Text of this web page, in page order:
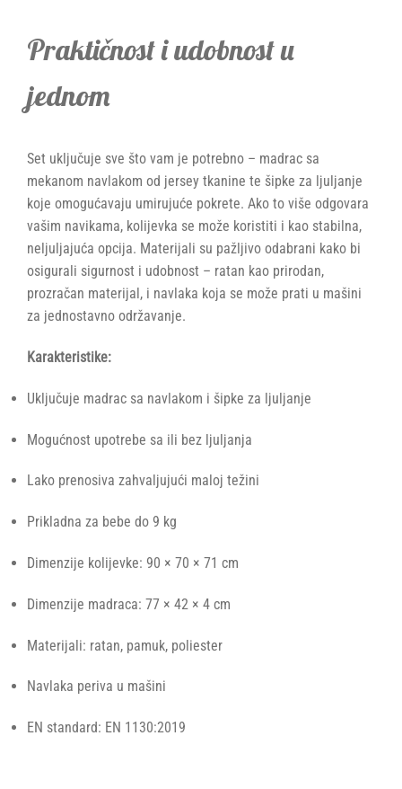
Praktičnost i udobnost u
jednom
Set uključuje sve što vam je potrebno – madrac sa
mekanom navlakom od jersey tkanine te šipke za ljuljanje
koje omogućavaju umirujuće pokrete. Ako to više odgovara
vašim navikama, kolijevka se može koristiti i kao stabilna,
neljuljajuća opcija. Materijali su pažljivo odabrani kako bi
osigurali sigurnost i udobnost – ratan kao prirodan,
prozračan materijal, i navlaka koja se može prati u mašini
za jednostavno održavanje.
Karakteristike:
Uključuje madrac sa navlakom i šipke za ljuljanje
Mogućnost upotrebe sa ili bez ljuljanja
Lako prenosiva zahvaljujući maloj težini
Prikladna za bebe do 9 kg
Dimenzije kolijevke: 90 × 70 × 71 cm
Dimenzije madraca: 77 × 42 × 4 cm
Materijali: ratan, pamuk, poliester
Navlaka periva u mašini
EN standard: EN 1130:2019